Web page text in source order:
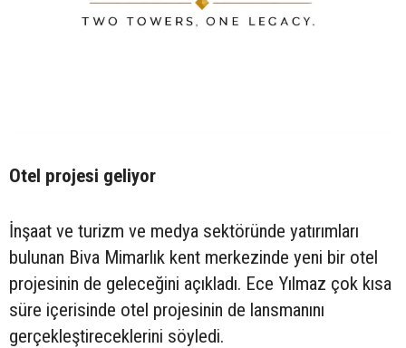
Otel projesi geliyor
İnşaat ve turizm ve medya sektöründe yatırımları
bulunan Biva Mimarlık kent merkezinde yeni bir otel
projesinin de geleceğini açıkladı. Ece Yılmaz çok kısa
süre içerisinde otel projesinin de lansmanını
gerçekleştireceklerini söyledi.